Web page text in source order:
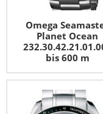
Omega
Planet Ocean
bis 600 m